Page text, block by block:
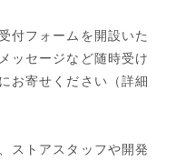
付フォームを開設いた
ッセージなど随時受け
お寄せください（詳細
ストアスタッフや開発